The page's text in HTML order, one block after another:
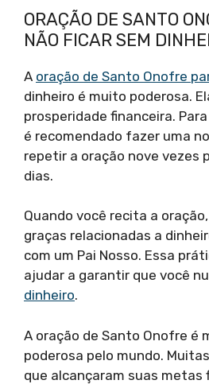
ORAÇÃO DE SANTO
NÃO FICAR SEM
A oração de Santo Onofre
dinheiro é muito poderosa.
prosperidade financeira.
é recomendado fazer uma
repetir a oração nove vezes
dias.
Quando você recita a
graças relacionadas a
com um Pai Nosso. Essa
ajudar a garantir que você
dinheiro.
A oração de Santo Onofre é
poderosa pelo mundo.
que alcançaram suas metas